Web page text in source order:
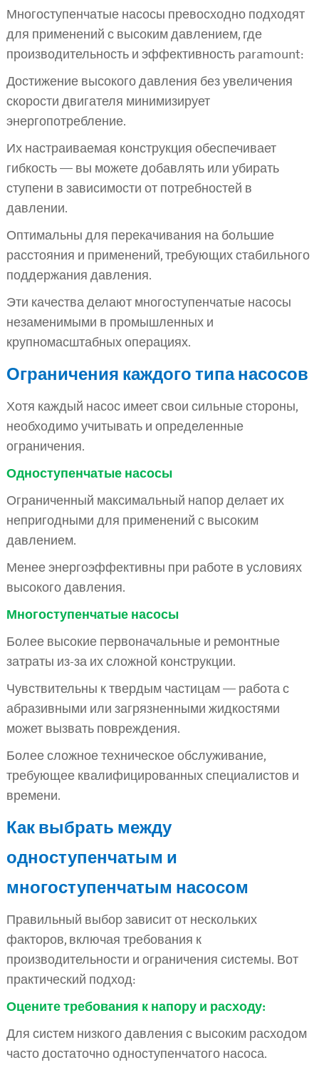
Многоступенчатые насосы превосходно подходят
для применений с высоким давлением, где
производительность и эффективность paramount:
Достижение высокого давления без увеличения
скорости двигателя минимизирует
энергопотребление.
Их настраиваемая конструкция обеспечивает
гибкость — вы можете добавлять или убирать
ступени в зависимости от потребностей в
давлении.
Оптимальны для перекачивания на большие
расстояния и применений, требующих стабильного
поддержания давления.
Эти качества делают многоступенчатые насосы
незаменимыми в промышленных и
крупномасштабных операциях.
Ограничения каждого типа насосов
Хотя каждый насос имеет свои сильные стороны,
необходимо учитывать и определенные
ограничения.
Одноступенчатые насосы
Ограниченный максимальный напор делает их
непригодными для применений с высоким
давлением.
Менее энергоэффективны при работе в условиях
высокого давления.
Многоступенчатые насосы
Более высокие первоначальные и ремонтные
затраты из-за их сложной конструкции.
Чувствительны к твердым частицам — работа с
абразивными или загрязненными жидкостями
может вызвать повреждения.
Более сложное техническое обслуживание,
требующее квалифицированных специалистов и
времени.
Как выбрать между
одноступенчатым и
многоступенчатым насосом
Правильный выбор зависит от нескольких
факторов, включая требования к
производительности и ограничения системы. Вот
практический подход:
Оцените требования к напору и расходу:
Для систем низкого давления с высоким расходом
часто достаточно одноступенчатого насоса.